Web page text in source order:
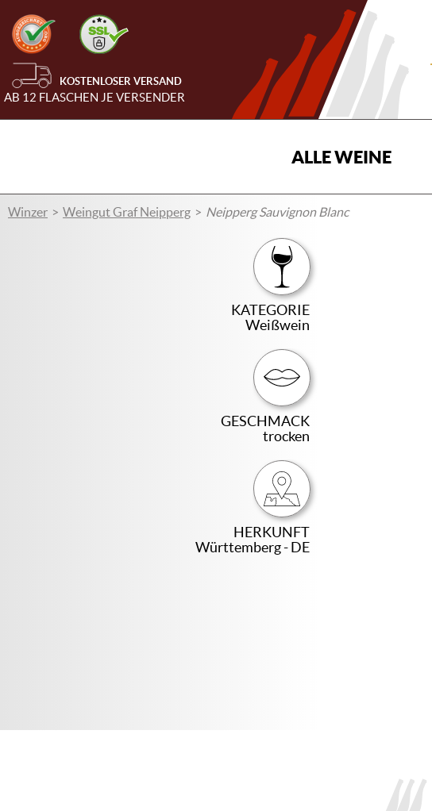
KOSTENLOSER VERSAND
AB 12 FLASCHEN JE VERSENDER
ALLE WEINE
Winzer Weingut Graf Neipperg Neipperg Sauvignon Blanc
KATEGORIE
Weißwein
GESCHMACK
trocken
HERKUNFT
Württemberg - DE